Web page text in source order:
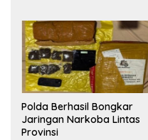
Polda Berhasil Bongkar
Jaringan Narkoba Lintas
Provinsi